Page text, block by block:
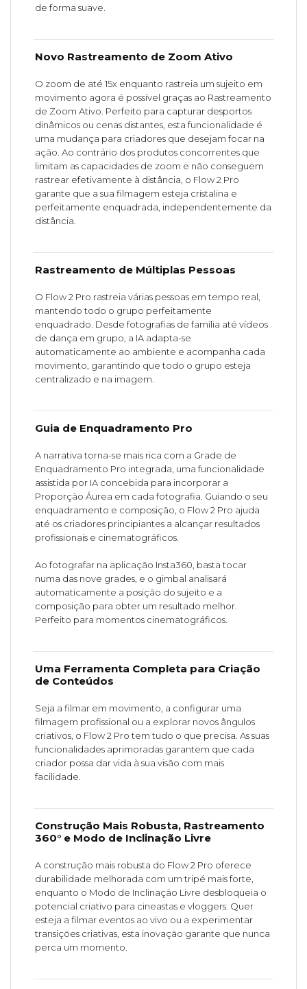
de forma suave.
Novo Rastreamento de Zoom Ativo
O zoom de até 15x enquanto rastreia um sujeito em
movimento agora é possível graças ao Rastreamento
de Zoom Ativo. Perfeito para capturar desportos
dinâmicos ou cenas distantes, esta funcionalidade é
uma mudança para criadores que desejam focar na
ação. Ao contrário dos produtos concorrentes que
limitam as capacidades de zoom e não conseguem
rastrear efetivamente à distância, o Flow 2 Pro
garante que a sua filmagem esteja cristalina e
perfeitamente enquadrada, independentemente da
distância.
Rastreamento de Múltiplas Pessoas
O Flow 2 Pro rastreia várias pessoas em tempo real,
mantendo todo o grupo perfeitamente
enquadrado. Desde fotografias de família até vídeos
de dança em grupo, a IA adapta-se
automaticamente ao ambiente e acompanha cada
movimento, garantindo que todo o grupo esteja
centralizado e na imagem.
Guia de Enquadramento Pro
A narrativa torna-se mais rica com a Grade de
Enquadramento Pro integrada, uma funcionalidade
assistida por IA concebida para incorporar a
Proporção Áurea em cada fotografia. Guiando o seu
enquadramento e composição, o Flow 2 Pro ajuda
até os criadores principiantes a alcançar resultados
profissionais e cinematográficos.
Ao fotografar na aplicação Insta360, basta tocar
numa das nove grades, e o gimbal analisará
automaticamente a posição do sujeito e a
composição para obter um resultado melhor.
Perfeito para momentos cinematográficos.
Uma Ferramenta Completa para Criação
de Conteúdos
Seja a filmar em movimento, a configurar uma
filmagem profissional ou a explorar novos ângulos
criativos, o Flow 2 Pro tem tudo o que precisa. As suas
funcionalidades aprimoradas garantem que cada
criador possa dar vida à sua visão com mais
facilidade.
Construção Mais Robusta, Rastreamento
360° e Modo de Inclinação Livre
A construção mais robusta do Flow 2 Pro oferece
durabilidade melhorada com um tripé mais forte,
enquanto o Modo de Inclinação Livre desbloqueia o
potencial criativo para cineastas e vloggers. Quer
esteja a filmar eventos ao vivo ou a experimentar
transições criativas, esta inovação garante que nunca
perca um momento.